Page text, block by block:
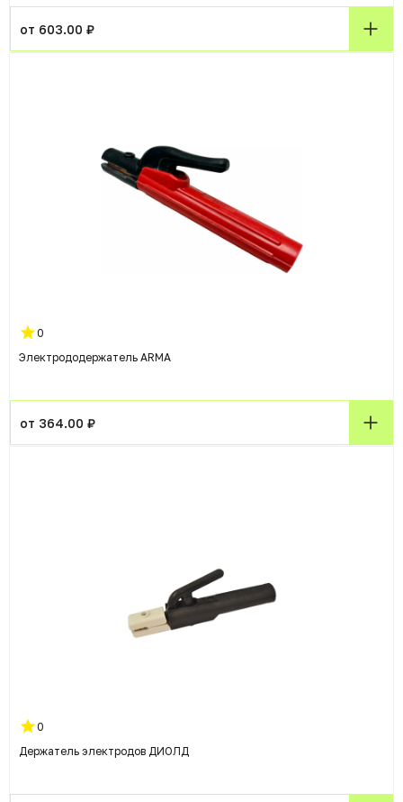
от 603.00 ₽
0
Электрододержатель ARMA
от 364.00 ₽
0
Держатель электродов ДИОЛД